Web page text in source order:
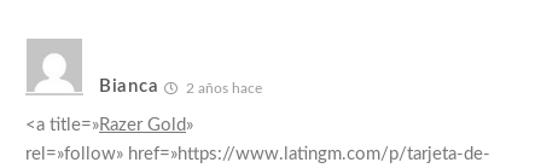
Bianca 2 años hace
<a title=»Razer Gold »
rel=»follow» href=»https://www.latingm.com/p/tarjeta-de-